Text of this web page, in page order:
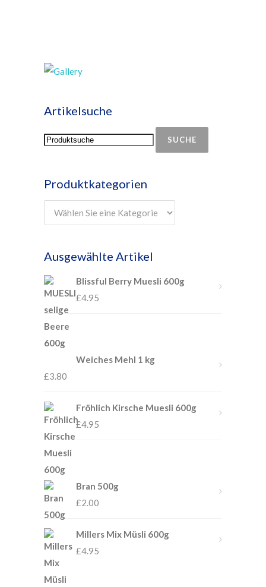
Artikelsuche
SUCHE
Produktkategorien
Ausgewählte Artikel
Blissful Berry Muesli 600g
£4.95
Weiches Mehl 1 kg
£3.80
Fröhlich Kirsche Muesli 600g
£4.95
Bran 500g
£2.00
Millers Mix Müsli 600g
£4.95